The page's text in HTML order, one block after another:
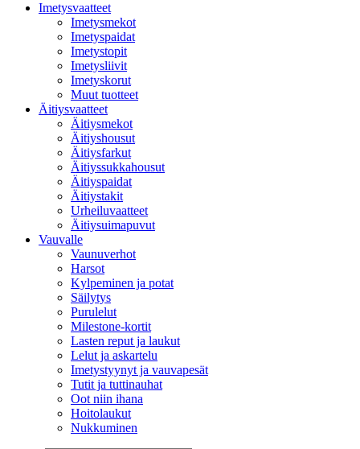
Imetysvaatteet
Imetysmekot
Imetyspaidat
Imetystopit
Imetysliivit
Imetyskorut
Muut tuotteet
Äitiysvaatteet
Äitiysmekot
Äitiyshousut
Äitiysfarkut
Äitiyssukkahousut
Äitiyspaidat
Äitiystakit
Urheiluvaatteet
Äitiysuimapuvut
Vauvalle
Vaunuverhot
Harsot
Kylpeminen ja potat
Säilytys
Purulelut
Milestone-kortit
Lasten reput ja laukut
Lelut ja askartelu
Imetystyynyt ja vauvapesät
Tutit ja tuttinauhat
Oot niin ihana
Hoitolaukut
Nukkuminen